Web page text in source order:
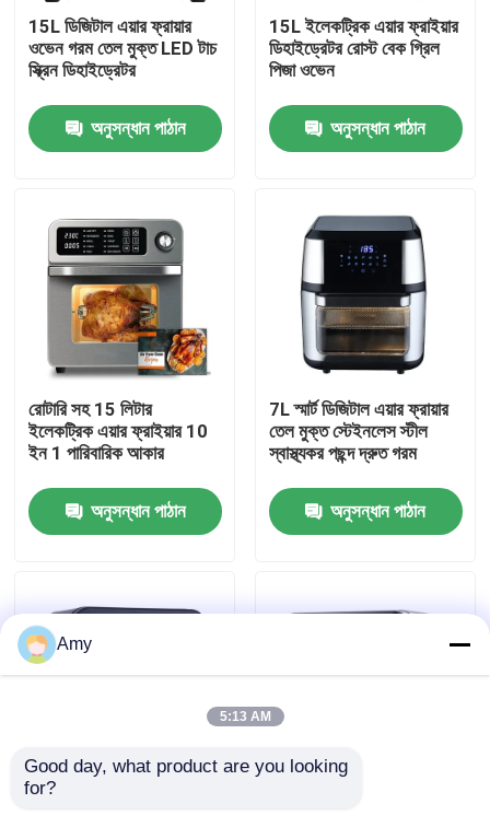
পণ্য
আমাদের সম্পর্কে
গুণমান নিয়ন্ত্রণ
আমাদের সাথে যোগাযোগ
খবর
15L ডিজিটাল এয়ার ফ্রায়ার
ওভেন গরম তেল মুক্ত LED টাচ
স্ক্রিন ডিহাইড্রেটর
অনুসন্ধান পাঠান
15L ইলেকট্রিক এয়ার ফ্রাইয়ার
ডিহাইড্রেটর রোস্ট বেক গ্রিল
পিজা ওভেন
অনুসন্ধান পাঠান
রোটারি সহ 15 লিটার
ইলেকট্রিক এয়ার ফ্রাইয়ার 10
ইন 1 পারিবারিক আকার
অনুসন্ধান পাঠান
7L স্মার্ট ডিজিটাল এয়ার ফ্রায়ার
তেল মুক্ত স্টেইনলেস স্টীল
স্বাস্থ্যকর পছন্দ দ্রুত গরম
অনুসন্ধান পাঠান
স্টিম এয়ার ফ্রায়ার ওভেন টোস্টার
Amy
5:13 AM
Good day, what product are you looking
for?